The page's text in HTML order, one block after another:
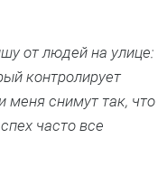
от людей на улице:
контролирует
меня снимут так, что
часто все